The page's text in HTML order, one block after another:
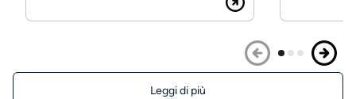
Leggi di più